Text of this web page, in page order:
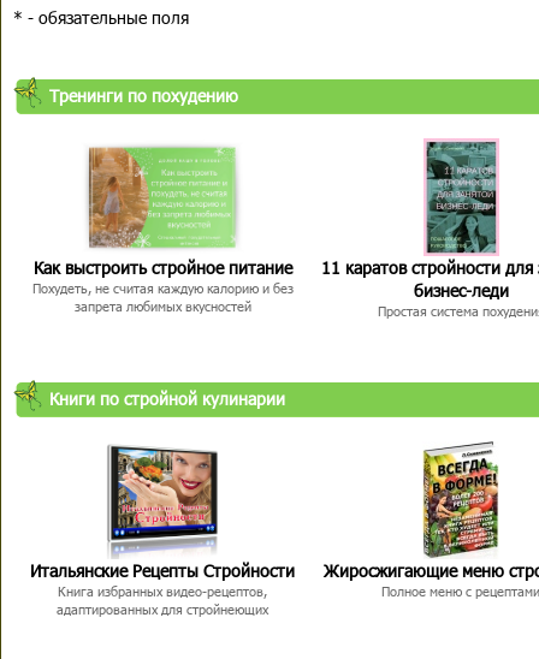
* - обязательные поля
Тренинги по похудению
Как выстроить стройное питание
Похудеть, не считая каждую калорию и без
запрета любимых вкусностей
11 каратов стройности для
бизнес-леди
Простая система
Книги по стройной кулинарии
Итальянские Рецепты Стройности
Книга избранных видео-рецептов,
адаптированных для стройнеющих
Жиросжигающие меню
Полное меню с рецептами